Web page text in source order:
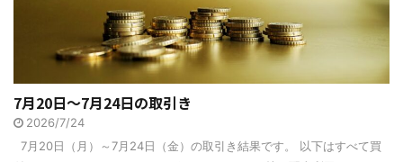
7月20日～7月24日の取引き
2026/7/24
7月20日（月）～7月24日（金）の取引き結果です。 以下はすべて買